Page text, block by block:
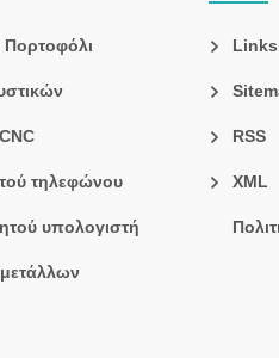
Πορτοφόλι
τηλεφώνου
υπολογιστή
Links
RSS
XML